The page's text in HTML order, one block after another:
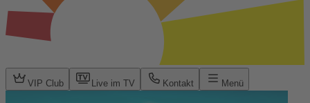
VIP Club Live im TV Kontakt Menü